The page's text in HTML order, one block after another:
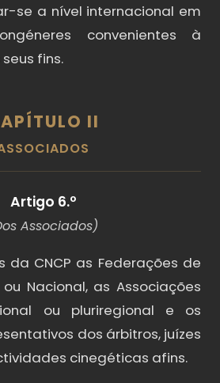
se a nível internacional em
convenientes à
fins.
II
Artigo 6.º
Associados)
da CNCP as Federações de
Nacional, as Associações
ou pluriregional e os
dos árbitros, juízes
cinegéticas afins.